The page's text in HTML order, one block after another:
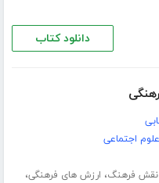
دانلود کتاب
اجتماعی
نقش فرهنگ، ارزش های فرهنگی،